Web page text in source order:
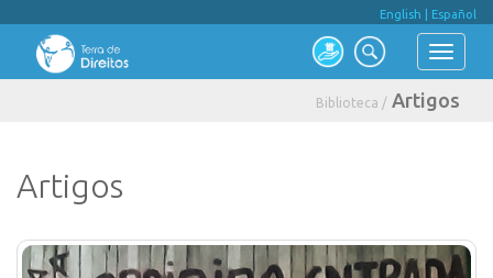
English Español
Biblioteca / Artigos
Artigos